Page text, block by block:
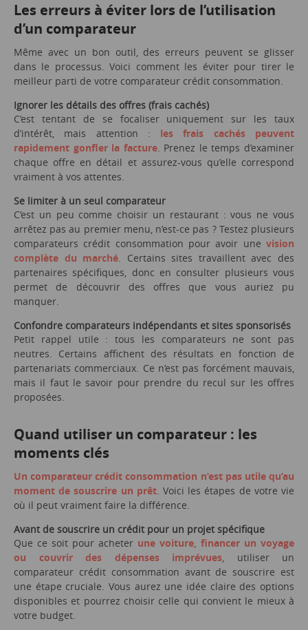
Les erreurs à éviter lors de l’utilisation
d’un comparateur
Même avec un bon outil, des erreurs peuvent se glisser
dans le processus. Voici comment les éviter pour tirer le
meilleur parti de votre comparateur crédit consommation.
Ignorer les détails des offres (frais cachés)
C’est tentant de se focaliser uniquement sur les taux
d’intérêt, mais attention : les frais cachés peuvent
rapidement gonfler la facture. Prenez le temps d’examiner
chaque offre en détail et assurez-vous qu’elle correspond
vraiment à vos attentes.
Se limiter à un seul comparateur
C’est un peu comme choisir un restaurant : vous ne vous
arrêtez pas au premier menu, n’est-ce pas ? Testez plusieurs
comparateurs crédit consommation pour avoir une vision
complète du marché. Certains sites travaillent avec des
partenaires spécifiques, donc en consulter plusieurs vous
permet de découvrir des offres que vous auriez pu
manquer.
Confondre comparateurs indépendants et sites sponsorisés
Petit rappel utile : tous les comparateurs ne sont pas
neutres. Certains affichent des résultats en fonction de
partenariats commerciaux. Ce n’est pas forcément mauvais,
mais il faut le savoir pour prendre du recul sur les offres
proposées.
Quand utiliser un comparateur : les
moments clés
Un comparateur crédit consommation n’est pas utile qu’au
moment de souscrire un prêt. Voici les étapes de votre vie
où il peut vraiment faire la différence.
Avant de souscrire un crédit pour un projet spécifique
Que ce soit pour acheter une voiture, financer un voyage
ou couvrir des dépenses imprévues, utiliser un
comparateur crédit consommation avant de souscrire est
une étape cruciale. Vous aurez une idée claire des options
disponibles et pourrez choisir celle qui convient le mieux à
votre budget.